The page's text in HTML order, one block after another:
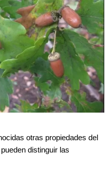
otras propiedades del
distinguir las